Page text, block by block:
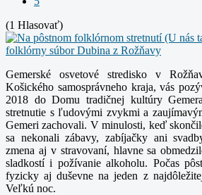
(1 Hlasovať)
Gemerské osvetové stredisko v
Košického samosprávneho kraja, vás
2018 do Domu tradičnej kultúry
stretnutie s ľudovými zvykmi a
Gemeri zachovali. V minulosti, keď
sa nekonali zábavy, zabíjačky ani
zmena aj v stravovaní, hlavne sa
sladkostí i požívanie alkoholu. Počas
fyzicky aj duševne na jeden z
Veľkú noc.